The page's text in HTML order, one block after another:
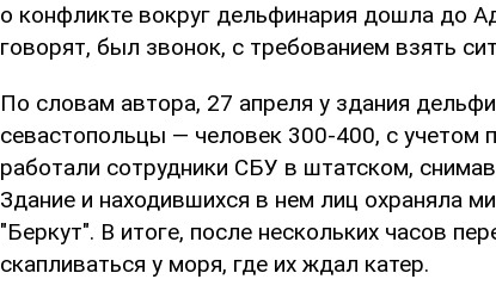
о конфликте вокруг дельфинария дошла до
говорят, был звонок, с требованием взять
По словам автора, 27 апреля у здания
севастопольцы — человек 300-400, с учетом
работали сотрудники СБУ в штатском,
Здание и находившихся в нем лиц охраняла
"Беркут". В итоге, после нескольких часов
скапливаться у моря, где их ждал катер.